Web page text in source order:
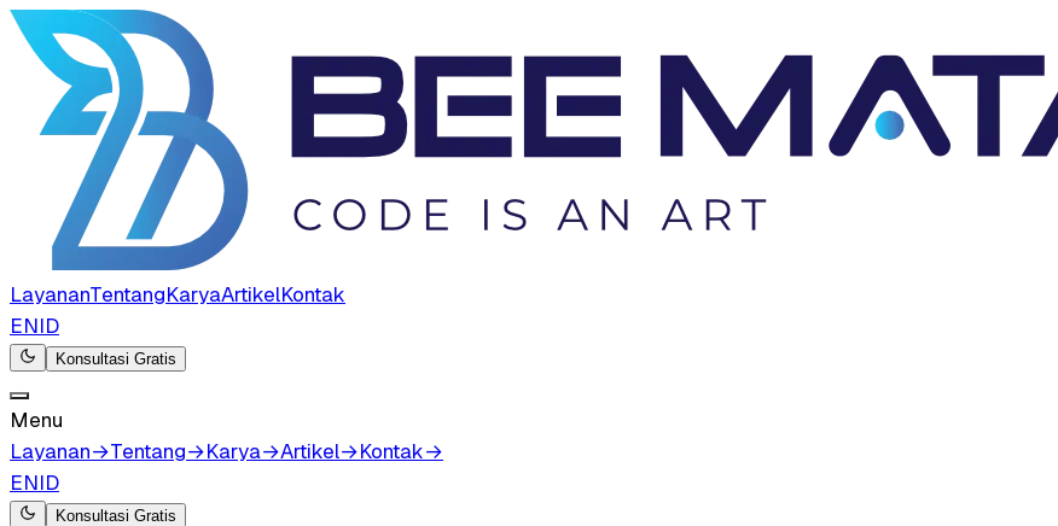
LayananTentangKaryaArtikelKontak
ENID
Konsultasi Gratis
Menu
Layanan→Tentang→Karya→Artikel→Kontak→
ENID
Konsultasi Gratis